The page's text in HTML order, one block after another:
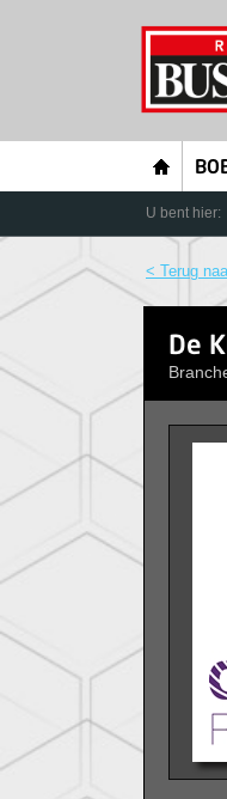
U bent hier:
< Terug
De